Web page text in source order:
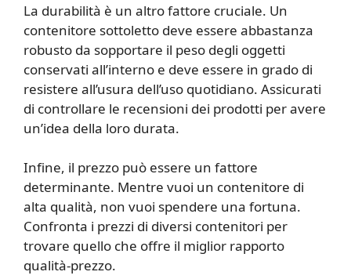
La durabilità è un altro fattore cruciale. Un
contenitore sottoletto deve essere abbastanza
robusto da sopportare il peso degli oggetti
conservati all’interno e deve essere in grado di
resistere all’usura dell’uso quotidiano. Assicurati
di controllare le recensioni dei prodotti per avere
un’idea della loro durata.
Infine, il prezzo può essere un fattore
determinante. Mentre vuoi un contenitore di
alta qualità, non vuoi spendere una fortuna.
Confronta i prezzi di diversi contenitori per
trovare quello che offre il miglior rapporto
qualità-prezzo.